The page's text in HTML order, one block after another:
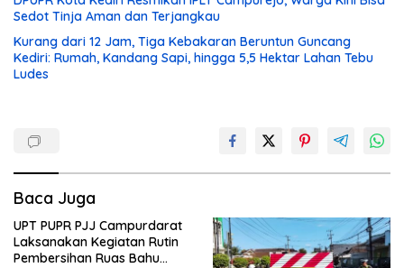
Sedot Tinja Aman dan Terjangkau
Kurang dari 12 Jam, Tiga Kebakaran Beruntun Guncang
Kediri: Rumah, Kandang Sapi, hingga 5,5 Hektar Lahan Tebu
Ludes
Baca Juga
UPT PUPR PJJ Campurdarat
Laksanakan Kegiatan Rutin
Pembersihan Ruas Bahu